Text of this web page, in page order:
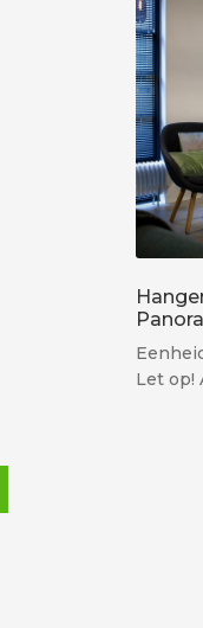
Let op!